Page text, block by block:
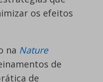
os efeitos
na Nature
de
de